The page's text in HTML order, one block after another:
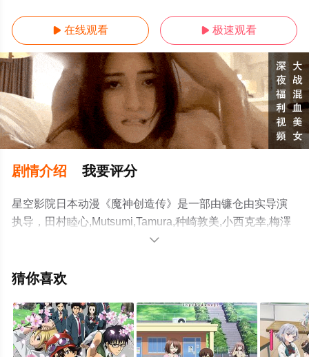
 在线观看  极速观看
剧情介绍 我要评分
星空影院日本动漫《魔神创造传》是一部由镰仓由实导演
执导，田村睦心,Mutsumi,Tamura,种崎敦美,小西克幸,梅澤
めぐ,钉宫理惠,杉田智和等演员精彩演绎的日本动漫，手机
多相关信息可移步至豆瓣动漫、电视猫或剧情网等平台了

猜你喜欢